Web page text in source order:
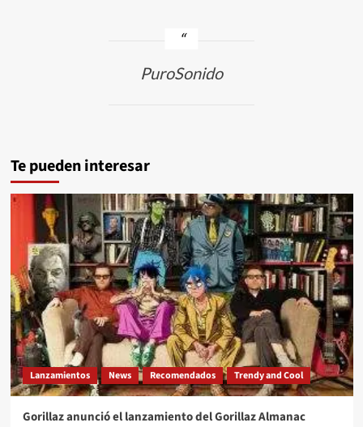
PuroSonido
Te pueden interesar
Lanzamientos News Recomendados Trendy and Cool
Gorillaz anunció el lanzamiento del Gorillaz Almanac